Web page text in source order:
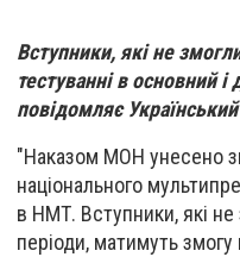
Вступники, які не
тестуванні в основний
повідомляє
"Наказом МОН унесено
національного
в НМТ. Вступники, які не
періоди, матимуть